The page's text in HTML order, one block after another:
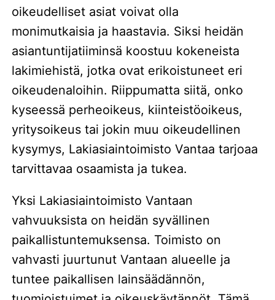
oikeudelliset asiat voivat olla
monimutkaisia ja haastavia. Siksi heidän
asiantuntijatiiminsä koostuu kokeneista
lakimiehistä, jotka ovat erikoistuneet eri
oikeudenaloihin. Riippumatta siitä, onko
kyseessä perheoikeus, kiinteistöoikeus,
yritysoikeus tai jokin muu oikeudellinen
kysymys, Lakiasiaintoimisto Vantaa tarjoaa
tarvittavaa osaamista ja tukea.
Yksi Lakiasiaintoimisto Vantaan
vahvuuksista on heidän syvällinen
paikallistuntemuksensa. Toimisto on
vahvasti juurtunut Vantaan alueelle ja
tuntee paikallisen lainsäädännön,